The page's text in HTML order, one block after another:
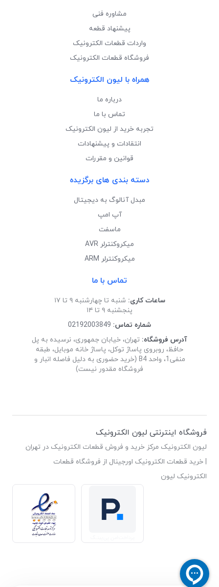
مشاوره فنی
پیشنهاد قطعه
واردات قطعات الکترونیک
فروشگاه قطعات الکترونیک
همراه با لیون الکترونیک
درباره ما
تماس با ما
تجربه خرید از لیون الکترونیک
انتقادات و پیشنهادات
قوانین و مقررات
دسته بندی های برگزیده
مبدل آنالوگ به دیجیتال
آپ امپ
ماسفت
میکروکنترلر AVR
میکروکنترلر ARM
تماس با ما
ساعات کاری:شنبه تا چهارشنبه ۹ تا ۱۷
پنجشنبه ۹ تا ۱۴
شماره تماس: 02192003849
آدرس فروشگاه:تهران، خیابان جمهوری، نرسیده به پل
حافظ، روبروی پاساژ توکل، پاساژ خانه موبایل، طبقه
منفی1، واحد B4 (خرید حضوری به دلیل فاصله انبار و
فروشگاه مقدور نیست)
فروشگاه اینترنتی لیون الکترونیک
لیون الکترونیک مرکز خرید و فروش قطعات الکترونیک در تهران
| خرید قطعات الکترونیک اورجینال از فروشگاه قطعات
الکترونیک لیون